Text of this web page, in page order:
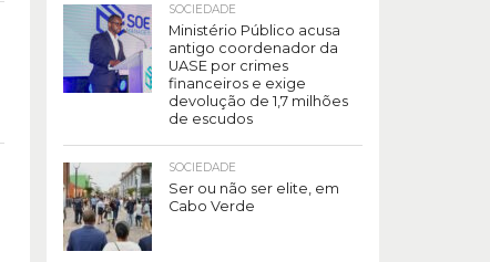
SOCIEDADE
Ministério Público acusa
antigo coordenador da
UASE por crimes
financeiros e exige
devolução de 1,7 milhões
de escudos
SOCIEDADE
Ser ou não ser elite, em
Cabo Verde